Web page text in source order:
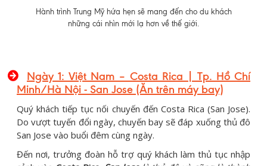
Hành trình Trung Mỹ hứa hẹn sẽ mang đến cho du khách
những cái nhìn mới lạ hơn về thế giới.
Ngày 1: Việt Nam – Costa Rica | Tp. Hồ Chí
Minh/Hà Nội - San Jose (Ăn trên máy bay)
Quý khách tiếp tục nối chuyến đến Costa Rica (San Jose).
Do vượt tuyến đổi ngày, chuyến bay sẽ đáp xuống thủ đô
San Jose vào buổi đêm cùng ngày.
Đến nơi, trưởng đoàn hỗ trợ quý khách làm thủ tục nhập